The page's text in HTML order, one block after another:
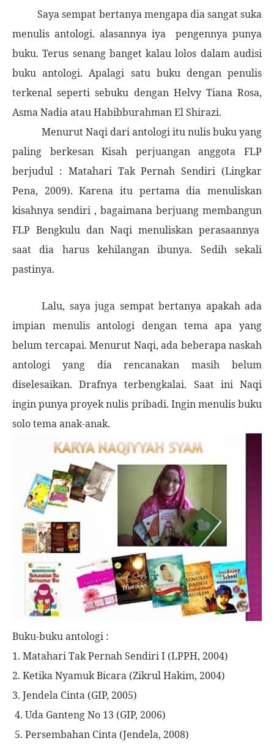
Saya sempat bertanya mengapa dia sangat suka
menulis antologi. alasannya iya pengennya punya
buku. Terus senang banget kalau lolos dalam audisi
buku antologi. Apalagi satu buku dengan penulis
terkenal seperti sebuku dengan Helvy Tiana Rosa,
Asma Nadia atau Habibburahman El Shirazi.
MenurutNaqidari antologi itu nulis buku yang
paling berkesan Kisah perjuangan anggota FLP
berjudul : Matahari Tak Pernah Sendiri (Lingkar
Pena, 2009). Karena itu pertamadia menuliskan
kisahnya sendiri , bagaimana berjuang membangun
FLP Bengkulu dan Naqi menuliskan perasaannya
saatdia haruskehilangan ibunya. Sedih sekali
pastinya.
Lalu, saya juga sempat bertanya apakah ada
impian menulis antologi dengan tema apa yang
belum tercapai. Menurut Naqi, ada beberapa naskah
antologi yang diarencanakan masih belum
diselesaikan. Drafnya terbengkalai. Saat ini Naqi
ingin punya proyek nulis pribadi. Ingin menulis buku
solo tema anak-anak.
Buku-buku antologi :
1. Matahari Tak Pernah Sendiri I (LPPH, 2004)
2. Ketika Nyamuk Bicara (Zikrul Hakim, 2004)
3. Jendela Cinta (GIP, 2005)
4. Uda Ganteng No 13 (GIP, 2006)
5. Persembahan Cinta (Jendela, 2008)